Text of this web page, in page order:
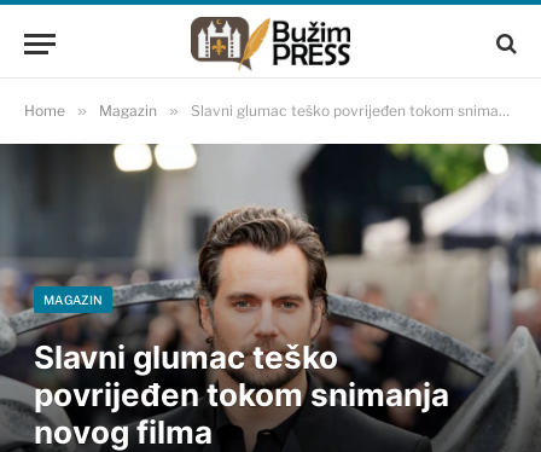
Home » Magazin » Slavni glumac teško povrijeđen tokom snimanja novog filma
MAGAZIN
Slavni glumac teško
povrijeđen tokom snimanja
novog filma